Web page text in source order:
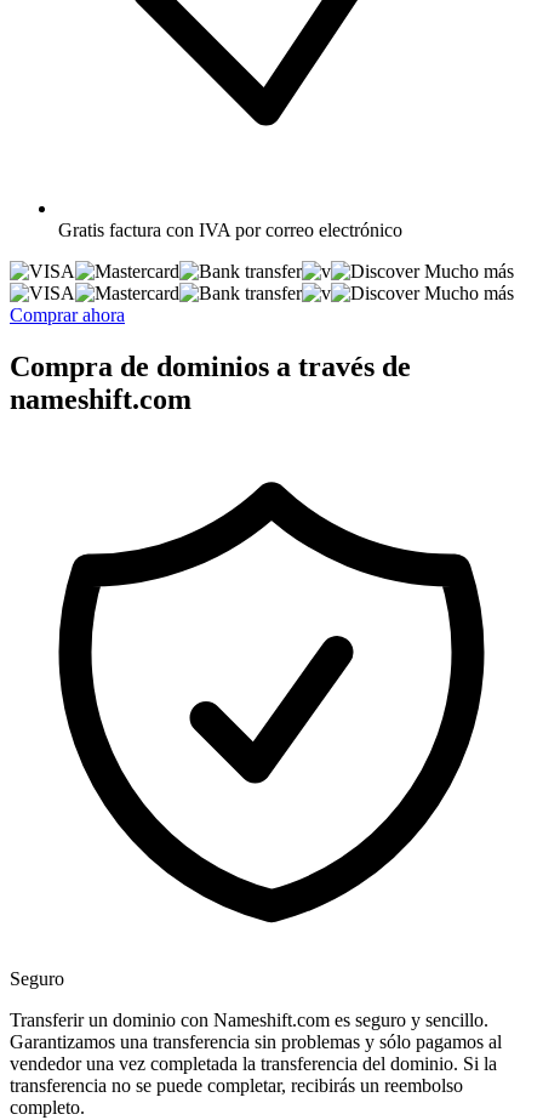
Gratis factura con IVA por correo electrónico
Mucho más
Mucho más
Comprar ahora
Compra de dominios a través de
nameshift.com
Seguro
Transferir un dominio con Nameshift.com es seguro y sencillo.
Garantizamos una transferencia sin problemas y sólo pagamos al
vendedor una vez completada la transferencia del dominio. Si la
transferencia no se puede completar, recibirás un reembolso
completo.